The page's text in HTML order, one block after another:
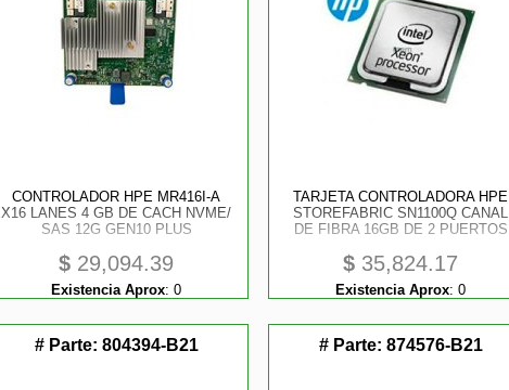
CONTROLADOR HPE MR416I-A
X16 LANES 4 GB DE CACH NVME/
SAS 12G GEN10 PLUS
$ 29,094.39
Existencia Aprox: 0
TARJETA CONTROLADORA HPE
STOREFABRIC SN1100Q CANAL
DE FIBRA 16GB DE 2 PUERTOS
$ 35,824.17
Existencia Aprox: 0
# Parte: 804394-B21 # Parte: 874576-B21